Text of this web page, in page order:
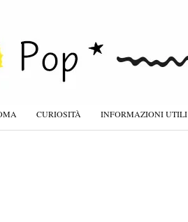
CURIOSITÀ INFORMAZIONI UTILI